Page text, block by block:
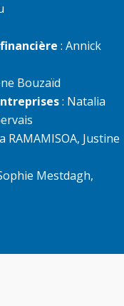
: Annick
Bouzaïd
: Natalia
RAMAMISOA, Justine
Mestdagh,